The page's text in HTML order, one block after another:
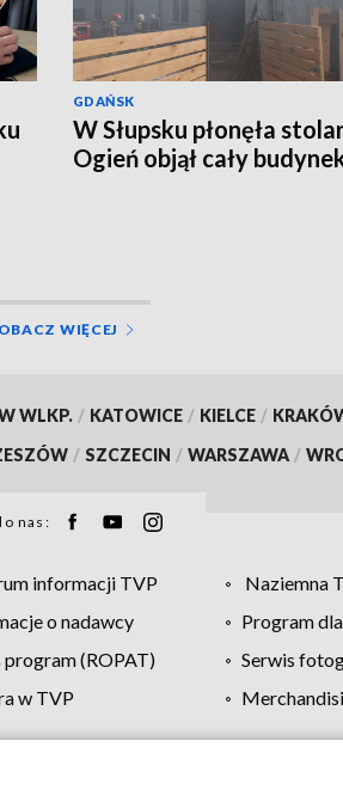
GDAŃSK
W Słupsku płonęła
Ogień objął cały
WIĘCEJ
WLKP. / KATOWICE / KIELCE /
/ SZCZECIN / WARSZAWA /
nas:
informacji TVP Naziemna
o nadawcy
Program
program (ROPAT)
Serwis
w TVP